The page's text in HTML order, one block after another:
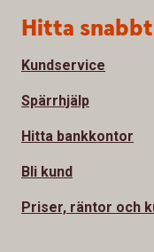
Sidfot
Hitta snabbt
Kundservice
Spärrhjälp
Hitta bankkontor
Bli kund
Priser, räntor och